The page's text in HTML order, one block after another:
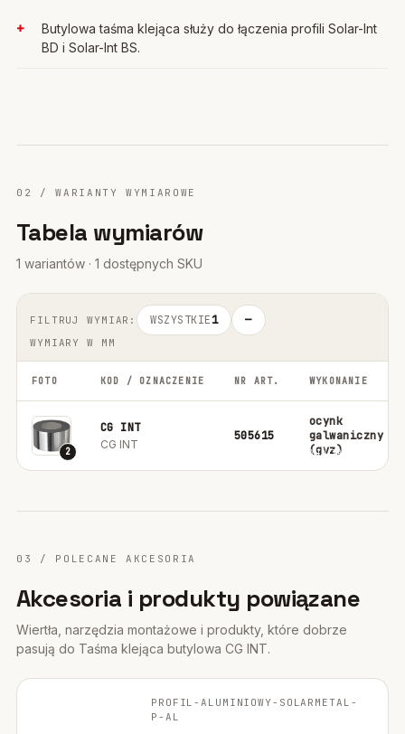
Butylowa taśma klejąca służy do łączenia profili Solar-Int
BD i Solar-Int BS.
02 / WARIANTY WYMIAROWE
Tabela wymiarów
1 wariantów · 1 dostępnych SKU
FILTRUJ WYMIAR: WSZYSTKIE1 —
WYMIARY W MM
FOTO KOD / OZNACZENIE NR ART. WYKONANIE
2
CG INT
CG INT
505615
ocynk
galwaniczny
(gvz)
03 / POLECANE AKCESORIA
Akcesoria i produkty powiązane
Wiertła, narzędzia montażowe i produkty, które dobrze
pasują do Taśma klejąca butylowa CG INT.
ORYGINALNE ZDJĘCIE
PROFIL-ALUMINIOWY-SOLARMETAL-
P-AL